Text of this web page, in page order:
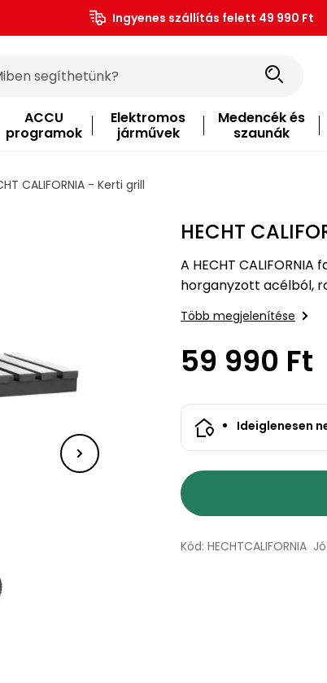
Ingyenes szállítás felett 49 990 Ft
ACCU
programok
Elektromos
járművek
Medencék és
szaunák
CALIFORNIA - Kerti grill
HECHT
A HECHT
horganyzott acélból,
cm-es grillsütőnek
Több megjelenítése
59 990 Ft
Ideiglenesen
Kód: HECHTCALIFORNIA